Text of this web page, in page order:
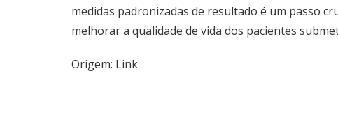
medidas padronizadas de resultado é um passo
melhorar a qualidade de vida dos pacientes
Origem: Link